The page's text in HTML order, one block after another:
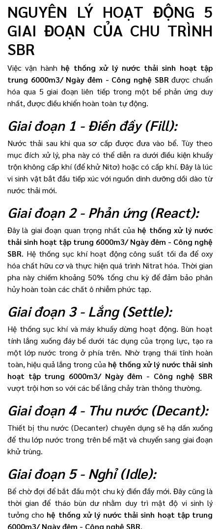
NGUYÊN LÝ HOẠT ĐỘNG 5
GIAI ĐOẠN CỦA CHU TRÌNH
SBR
Việc vận hành hệ thống xử lý nước thải sinh hoạt tập
trung 6000m3/ Ngày đêm - Công nghệ SBR được chuẩn
hóa qua 5 giai đoạn liên tiếp trong một bể phản ứng duy
nhất, được điều khiển hoàn toàn tự động.
Giai đoạn 1 - Điền đầy (Fill):
Nước thải sau khi qua sơ cấp được đưa vào bể. Tùy theo
mục đích xử lý, pha này có thể diễn ra dưới điều kiện khuấy
trộn không cấp khí (để khử Nitơ) hoặc có cấp khí. Đây là lúc
vi sinh vật bắt đầu tiếp xúc với nguồn dinh dưỡng dồi dào từ
nước thải mới.
Giai đoạn 2 - Phản ứng (React):
Đây là giai đoạn quan trọng nhất của hệ thống xử lý nước
thải sinh hoạt tập trung 6000m3/ Ngày đêm - Công nghệ
SBR. Hệ thống sục khí hoạt động công suất tối đa để oxy
hóa chất hữu cơ và thực hiện quá trình Nitrat hóa. Thời gian
pha này chiếm khoảng 50% tổng chu kỳ để đảm bảo phân
hủy hoàn toàn các chất ô nhiễm phức tạp.
Giai đoạn 3 - Lắng (Settle):
Hệ thống sục khí và máy khuấy dừng hoạt động. Bùn hoạt
tính lắng xuống đáy bể dưới tác dụng của trọng lực, tạo ra
một lớp nước trong ở phía trên. Nhờ trạng thái tĩnh hoàn
toàn, hiệu quả lắng trong của hệ thống xử lý nước thải sinh
hoạt tập trung 6000m3/ Ngày đêm - Công nghệ SBR
vượt trội hơn so với các bể lắng chảy tràn thông thường.
Giai đoạn 4 - Thu nước (Decant):
Thiết bị thu nước (Decanter) chuyên dụng sẽ hạ dần xuống
để thu lớp nước trong trên bề mặt và chuyển sang giai đoạn
khử trùng.
Giai đoạn 5 - Nghỉ (Idle):
Bể chờ đợi để bắt đầu một chu kỳ điền đầy mới. Đây cũng là
thời gian để tháo bùn dư nhằm duy trì mật độ vi sinh lý
tưởng cho hệ thống xử lý nước thải sinh hoạt tập trung
6000m3/ Ngày đêm - Công nghệ SBR.